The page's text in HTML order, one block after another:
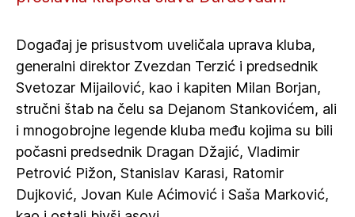
Događaj je prisustvom uveličala uprava kluba,
generalni direktor Zvezdan Terzić i predsednik
Svetozar Mijailović, kao i kapiten Milan Borjan,
stručni štab na čelu sa Dejanom Stankovićem, ali
i mnogobrojne legende kluba među kojima su bili
počasni predsednik Dragan Džajić, Vladimir
Petrović Pižon, Stanislav Karasi, Ratomir
Dujković, Jovan Kule Aćimović i Saša Marković,